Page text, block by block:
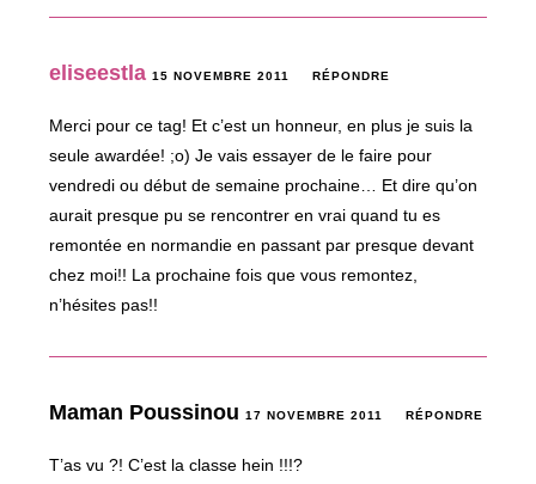
eliseestla 15 NOVEMBRE 2011 RÉPONDRE
Merci pour ce tag! Et c’est un honneur, en plus je suis la
seule awardée! ;o) Je vais essayer de le faire pour
vendredi ou début de semaine prochaine… Et dire qu’on
aurait presque pu se rencontrer en vrai quand tu es
remontée en normandie en passant par presque devant
chez moi!! La prochaine fois que vous remontez,
n’hésites pas!!
Maman Poussinou17 NOVEMBRE 2011 RÉPONDRE
T’as vu ?! C’est la classe hein !!!?